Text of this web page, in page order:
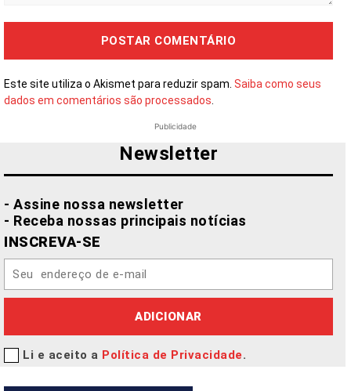
Este site utiliza o Akismet para reduzir spam. Saiba como seus
dados em comentários são processados.
Publicidade
Newsletter
- Assine nossa newsletter
- Receba nossas principais notícias
INSCREVA-SE
ADICIONAR
Li e aceito a Política de Privacidade.